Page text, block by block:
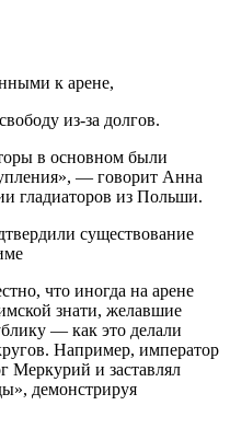
к арене,
из-за долгов.
в основном были
— говорит Анна
гладиаторов из Польши.
что иногда на арене
знати, желавшие
— как это делали
Например, император
Меркурий и заставлял
демонстрируя